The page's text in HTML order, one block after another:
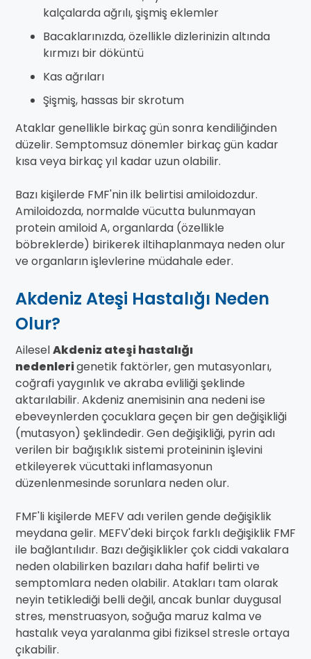
kalçalarda ağrılı, şişmiş eklemler
Bacaklarınızda, özellikle dizlerinizin altında
kırmızı bir döküntü
Kas ağrıları
Şişmiş, hassas bir skrotum
Ataklar genellikle birkaç gün sonra kendiliğinden
düzelir. Semptomsuz dönemler birkaç gün kadar
kısa veya birkaç yıl kadar uzun olabilir.
Bazı kişilerde FMF'nin ilk belirtisi amiloidozdur.
Amiloidozda, normalde vücutta bulunmayan
protein amiloid A, organlarda (özellikle
böbreklerde) birikerek iltihaplanmaya neden olur
ve organların işlevlerine müdahale eder.
Akdeniz Ateşi Hastalığı Neden
Olur?
AileselAkdeniz ateşi hastalığı
nedenlerigenetik faktörler, gen mutasyonları,
coğrafi yaygınlık ve akraba evliliği şeklinde
aktarılabilir. Akdeniz anemisinin ana nedeni ise
ebeveynlerden çocuklara geçen bir gen değişikliği
(mutasyon) şeklindedir. Gen değişikliği, pyrin adı
verilen bir bağışıklık sistemi proteininin işlevini
etkileyerek vücuttaki inflamasyonun
düzenlenmesinde sorunlara neden olur.
FMF'li kişilerde MEFV adı verilen gende değişiklik
meydana gelir. MEFV'deki birçok farklı değişiklik FMF
ile bağlantılıdır. Bazı değişiklikler çok ciddi vakalara
neden olabilirken bazıları daha hafif belirti ve
semptomlara neden olabilir. Atakları tam olarak
neyin tetiklediği belli değil, ancak bunlar duygusal
stres, menstruasyon, soğuğa maruz kalma ve
hastalık veya yaralanma gibi fiziksel stresle ortaya
çıkabilir.